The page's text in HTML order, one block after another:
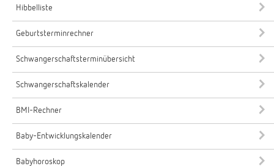
Hibbelliste
Geburtsterminrechner
Schwangerschaftsterminübersicht
Schwangerschaftskalender
BMI-Rechner
Baby-Entwicklungskalender
Babyhoroskop